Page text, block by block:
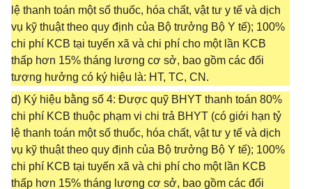
lệ thanh toán một số thuốc, hóa chất, vật tư y tế và dịch
vụ kỹ thuật theo quy định của Bộ trưởng Bộ Y tế); 100%
chi phí KCB tại tuyến xã và chi phí cho một lần KCB
thấp hơn 15% tháng lương cơ sở, bao gồm các đối
tượng hưởng có ký hiệu là: HT, TC, CN.
d) Ký hiệu bằng số 4: Được quỹ BHYT thanh toán 80%
chi phí KCB thuộc phạm vi chi trả BHYT (có giới hạn tỷ
lệ thanh toán một số thuốc, hóa chất, vật tư y tế và dịch
vụ kỹ thuật theo quy định của Bộ trưởng Bộ Y tế); 100%
chi phí KCB tại tuyến xã và chi phí cho một lần KCB
thấp hơn 15% tháng lương cơ sở, bao gồm các đối